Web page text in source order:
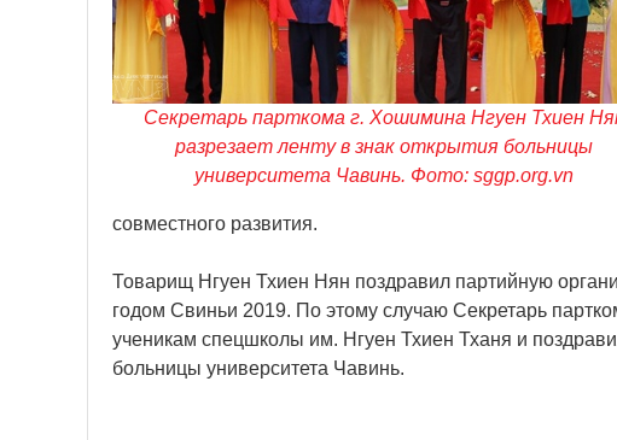
Секретарь парткома г. Хошимина Нгуен Тхиен
разрезает ленту в знак открытия больницы
университета Чавинь. Фото: sggp.org.vn
совместного развития.
Товарищ Нгуен Тхиен Нян поздравил партийную
годом Свиньи 2019. По этому случаю Секретарь
ученикам спецшколы им. Нгуен Тхиен Тханя и
больницы университета Чавинь.